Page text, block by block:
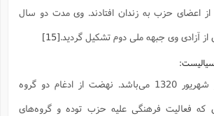
از اعضای حزب به زندان افتادند. وی مدت دو سال
آزادی وی جبهه ملی دوم تشکیل گردید.[15]
از احزاب مهم بعد از شهریور 1320 می‌باشد. نهضت از ادغام دو گروه
فعالیت فرهنگی علیه حزب توده و گروه‌های